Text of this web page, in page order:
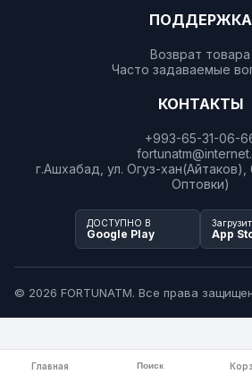
ПОДДЕРЖКА
Возврат товара
Часто задаваемые
КОНТАКТЫ
+993-65-31-06-
г.Ашхабад, ул. Огуз-
Оптовки)
ДОСТУПНО В
Google Play App
© 2026 FORTUNATM. Все права
Главная Поиск